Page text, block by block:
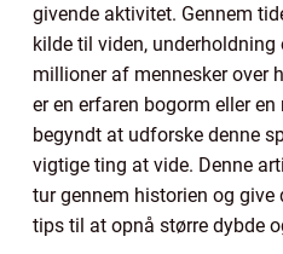
givende aktivitet. Gennem
kilde til viden,
millioner af mennesker over
er en erfaren bogorm eller en
begyndt at udforske denne
vigtige ting at vide. Denne
tur gennem historien og
tips til at opnå større dybde